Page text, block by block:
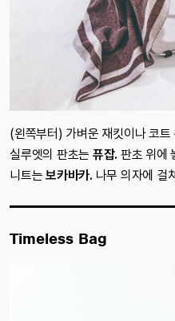
(왼쪽부터) 가벼운 재킷이나 코
실루엣의 판초는 퓨잡. 판초 위에
니트는 보카바카. 나무 의자에 걸
Timeless Bag